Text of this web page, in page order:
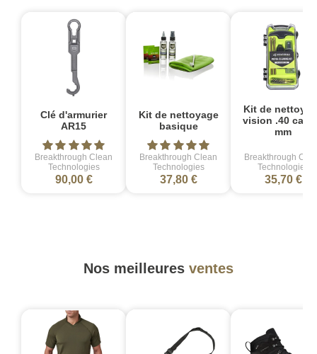
Clé d'armurier
AR15
Breakthrough Clean
Technologies
90,00 €
Kit de nettoyage
basique
Breakthrough Clean
Technologies
37,80 €
Kit de
vision .40 cal/
mm
Breakthrough
Technologies
35,70 €
Nos meilleures ventes